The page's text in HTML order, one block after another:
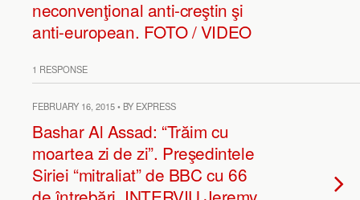
neconvenţional anti-creştin şi
anti-european. FOTO / VIDEO
1 RESPONSE
FEBRUARY 16, 2015 • BY EXPRESS
Bashar Al Assad: “Trăim cu
moartea zi de zi”. Preşedintele
Siriei “mitraliat” de BBC cu 66